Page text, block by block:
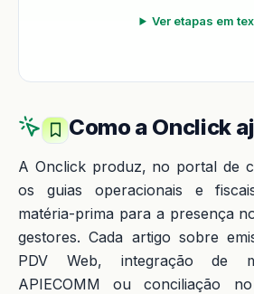
Ver etapas em
Como a Onclick
A Onclick produz, no portal de
os guias operacionais e
matéria-prima para a presença
gestores. Cada artigo sobre
PDV Web, integração de
APIECOMM ou conciliação